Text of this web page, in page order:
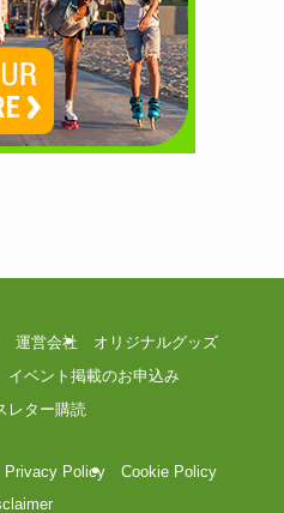
運営会社
オリジナルグッズ
イベント掲載のお申込み
レター購読
Privacy Policy
Cookie Policy